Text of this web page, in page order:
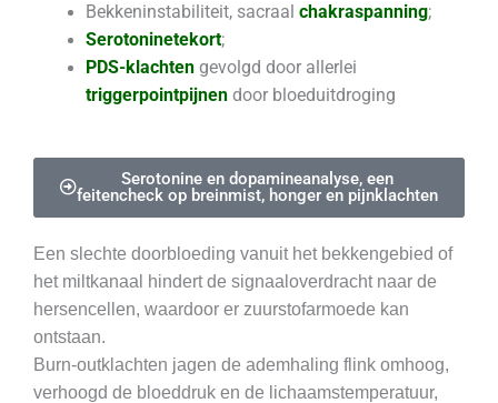
Bekkeninstabiliteit, sacraal chakraspanning;
Serotoninetekort;
PDS-klachtengevolgd door allerlei
triggerpointpijnen door bloeduitdroging
Serotonine en dopamineanalyse, een
feitencheck op breinmist, honger en pijnklachten
Een slechte doorbloeding vanuit het bekkengebied of
het miltkanaal hindert de signaaloverdracht naar de
hersencellen, waardoor er zuurstofarmoede kan
ontstaan.
Burn-outklachten jagen de ademhaling flink omhoog,
verhoogd de bloeddruk en de lichaamstemperatuur,